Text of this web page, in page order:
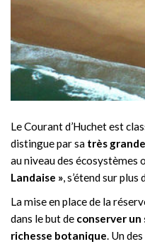
Le Courant d’Huchet est
distingue par sa très
au niveau des écosystèmes
Landaise », s’étend sur
La mise en place de la
dans le but de conserver un
richesse botanique. Un